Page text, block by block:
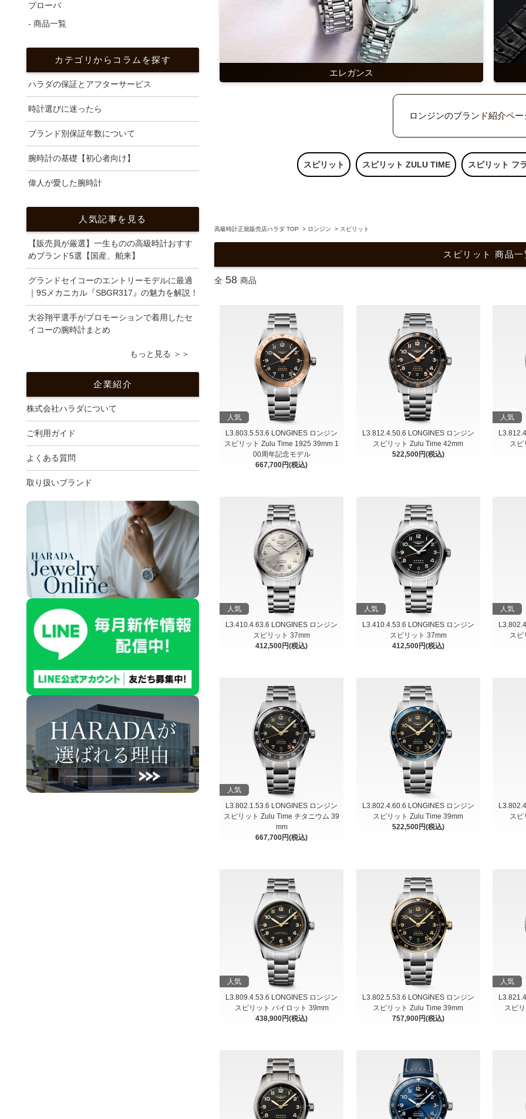
エレガンス
ロンジンのブランド紹介ペ
スピリット スピリット ZULU TIME スピリット フ
高級時計正規販売店ハラダ TOP > ロンジン > スピリット
スピリット 商品一
全 58 商品
人気
L3.803.5.53.6 LONGINES ロンジン
スピリット Zulu Time 1925 39mm 1
00周年記念モデル
667,700円(税込)
L3.812.4.50.6 LONGINES ロンジン
スピリット Zulu Time 42mm
522,500円(税込)
人気
スピ
人気
L3.410.4.63.6 LONGINES ロンジン
スピリット 37mm
412,500円(税込)
人気
L3.410.4.53.6 LONGINES ロンジン
スピリット 37mm
412,500円(税込)
人気
スピ
人気
L3.802.1.53.6 LONGINES ロンジン
スピリット Zulu Time チタニウム 39
mm
667,700円(税込)
L3.802.4.60.6 LONGINES ロンジン
スピリット Zulu Time 39mm
522,500円(税込)
スピ
人気
L3.809.4.53.6 LONGINES ロンジン
スピリット パイロット 39mm
438,900円(税込)
L3.802.5.53.6 LONGINES ロンジン
スピリット Zulu Time 39mm
757,900円(税込)
人気
スピ
ブローバ
- 商品一覧
カテゴリからコラムを探す
ハラダの保証とアフターサービス
時計選びに迷ったら
ブランド別保証年数について
腕時計の基礎【初心者向け】
偉人が愛した腕時計
人気記事を見る
【販売員が厳選】一生ものの高級時計おすす
めブランド5選【国産、舶来】
グランドセイコーのエントリーモデルに最適
｜9Sメカニカル『SBGR317』の魅力を解説！
大谷翔平選手がプロモーションで着用したセ
イコーの腕時計まとめ
もっと見る ＞＞
企業紹介
株式会社ハラダについて
ご利用ガイド
よくある質問
取り扱いブランド